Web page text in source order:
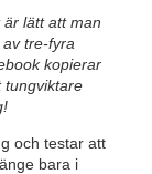
lätt att man
tre-fyra
kopierar
tungviktare
och testar att
bara i